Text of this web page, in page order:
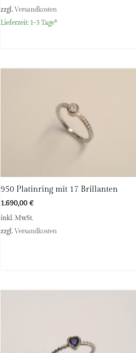
zzgl. Versandkosten
Lieferzeit: 1-3 Tage*
950 Platinring mit 17 Brillanten
1.690,00 €
inkl. MwSt.
zzgl. Versandkosten